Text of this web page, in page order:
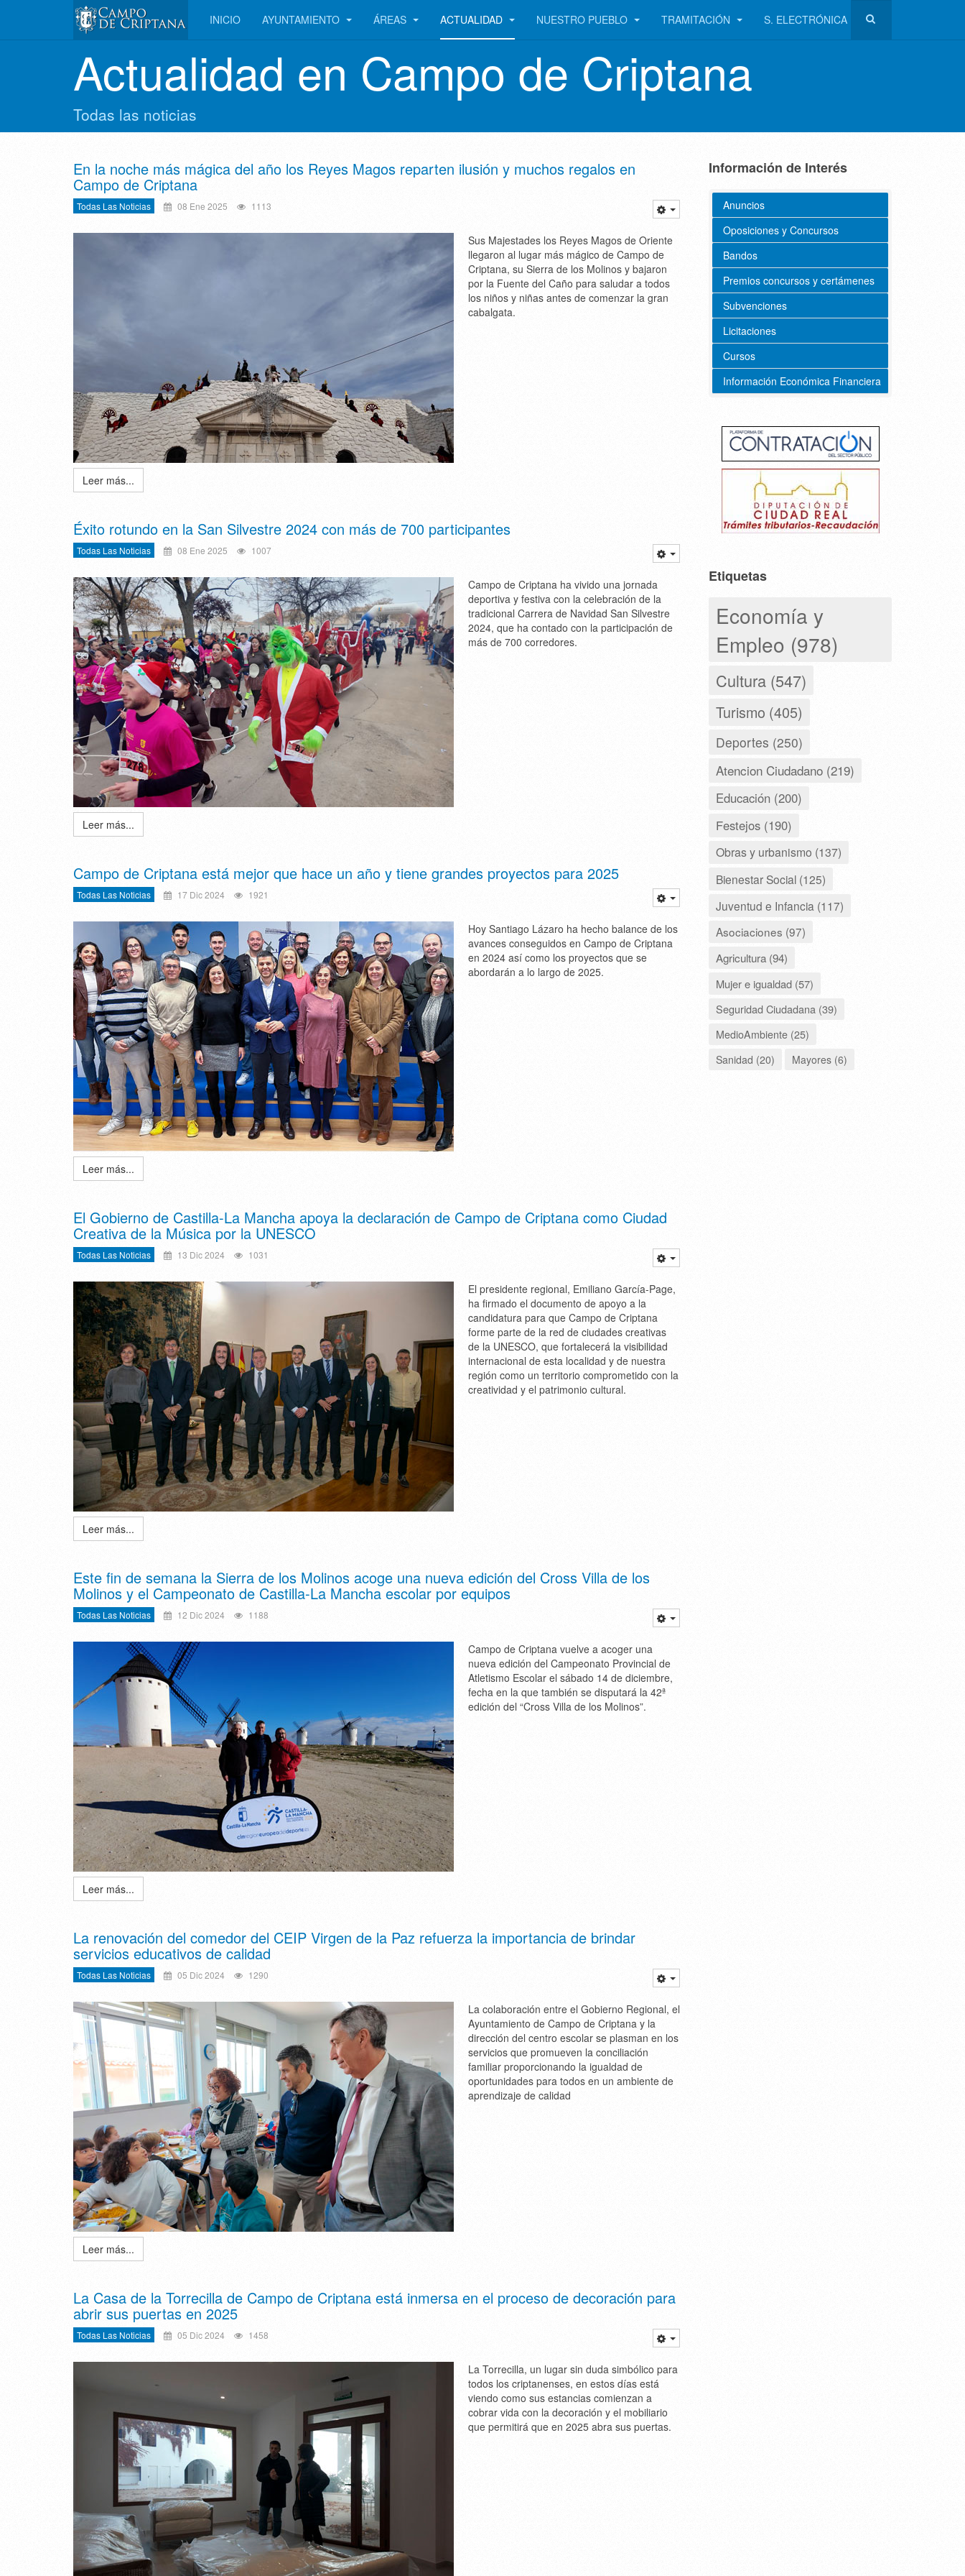
INICIO AYUNTAMIENTO ÁREAS ACTUALIDAD NUESTRO PUEBLO TRAMITACIÓN S. ELECTRÓNICA
Actualidad en Campo de Criptana
Todas las noticias
En la noche más mágica del año los Reyes Magos reparten ilusión y muchos regalos en
Campo de Criptana
Todas Las Noticias 08 Ene 2025 1113
Sus Majestades los Reyes Magos de Oriente
llegaron al lugar más mágico de Campo de
Criptana, su Sierra de los Molinos y bajaron
por la Fuente del Caño para saludar a todos
los niños y niñas antes de comenzar la gran
cabalgata.
Leer más...
Éxito rotundo en la San Silvestre 2024 con más de 700 participantes
Todas Las Noticias 08 Ene 2025 1007
Campo de Criptana ha vivido una jornada
deportiva y festiva con la celebración de la
tradicional Carrera de Navidad San Silvestre
2024, que ha contado con la participación de
más de 700 corredores.
Leer más...
Campo de Criptana está mejor que hace un año y tiene grandes proyectos para 2025
Todas Las Noticias 17 Dic 2024 1921
Hoy Santiago Lázaro ha hecho balance de los
avances conseguidos en Campo de Criptana
en 2024 así como los proyectos que se
abordarán a lo largo de 2025.
Leer más...
El Gobierno de Castilla-La Mancha apoya la declaración de Campo de Criptana como Ciudad
Creativa de la Música por la UNESCO
Todas Las Noticias 13 Dic 2024 1031
El presidente regional, Emiliano García-Page,
ha firmado el documento de apoyo a la
candidatura para que Campo de Criptana
forme parte de la red de ciudades creativas
de la UNESCO, que fortalecerá la visibilidad
internacional de esta localidad y de nuestra
región como un territorio comprometido con la
creatividad y el patrimonio cultural.
Leer más...
Este fin de semana la Sierra de los Molinos acoge una nueva edición del Cross Villa de los
Molinos y el Campeonato de Castilla-La Mancha escolar por equipos
Todas Las Noticias 12 Dic 2024 1188
Campo de Criptana vuelve a acoger una
nueva edición del Campeonato Provincial de
Atletismo Escolar el sábado 14 de diciembre,
fecha en la que también se disputará la 42ª
edición del “Cross Villa de los Molinos”.
Leer más...
La renovación del comedor del CEIP Virgen de la Paz refuerza la importancia de brindar
servicios educativos de calidad
Todas Las Noticias 05 Dic 2024 1290
La colaboración entre el Gobierno Regional, el
Ayuntamiento de Campo de Criptana y la
dirección del centro escolar se plasman en los
servicios que promueven la conciliación
familiar proporcionando la igualdad de
oportunidades para todos en un ambiente de
aprendizaje de calidad
Leer más...
La Casa de la Torrecilla de Campo de Criptana está inmersa en el proceso de decoración para
abrir sus puertas en 2025
Todas Las Noticias 05 Dic 2024 1458
La Torrecilla, un lugar sin duda simbólico para
todos los criptanenses, en estos días está
viendo como sus estancias comienzan a
cobrar vida con la decoración y el mobiliario
que permitirá que en 2025 abra sus puertas.
Información de Interés
Anuncios
Oposiciones y Concursos
Bandos
Premios concursos y certámenes
Subvenciones
Licitaciones
Cursos
Información Económica Financiera
Etiquetas
Economía y
Empleo (978)
Cultura (547)
Turismo (405)
Deportes (250)
Atencion Ciudadano (219)
Educación (200)
Festejos (190)
Obras y urbanismo (137)
Bienestar Social (125)
Juventud e Infancia (117)
Asociaciones (97)
Agricultura (94)
Mujer e igualdad (57)
Seguridad Ciudadana (39)
MedioAmbiente (25)
Sanidad (20)
Mayores (6)